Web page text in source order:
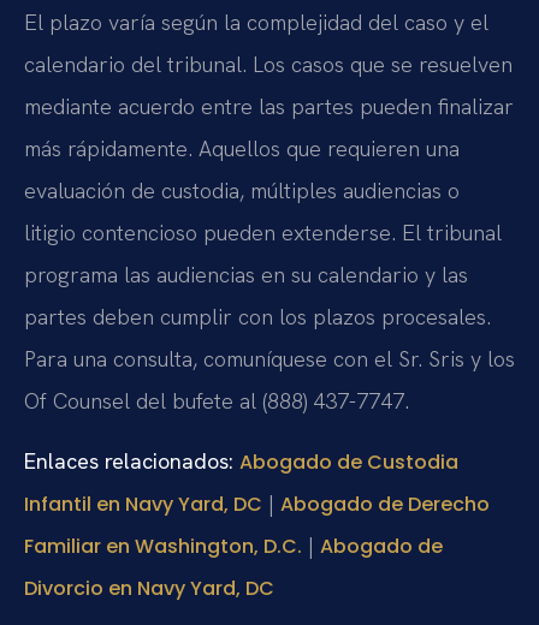
El plazo varía según la complejidad del caso y el
calendario del tribunal. Los casos que se resuelven
mediante acuerdo entre las partes pueden finalizar
más rápidamente. Aquellos que requieren una
evaluación de custodia, múltiples audiencias o
litigio contencioso pueden extenderse. El tribunal
programa las audiencias en su calendario y las
partes deben cumplir con los plazos procesales.
Para una consulta, comuníquese con el Sr. Sris y los
Of Counsel del bufete al (888) 437-7747.
Enlaces relacionados: Abogado de Custodia
Infantil en Navy Yard, DC | Abogado de Derecho
Familiar en Washington, D.C. | Abogado de
Divorcio en Navy Yard, DC